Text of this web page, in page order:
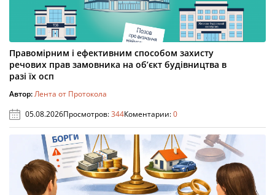
Правомірним і ефективним способом захисту
речових прав замовника на об’єкт будівництва в
разі їх осп
Автор:Лента от Протокола
05.08.2026Просмотров:344Коментарии:0